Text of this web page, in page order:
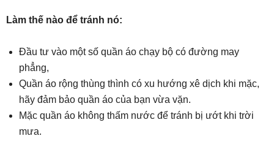
Làm thế nào để tránh nó:
Đầu tư vào một số quần áo chạy bộ có đường may
phẳng,
Quần áo rộng thùng thình có xu hướng xê dịch khi mặc,
hãy đảm bảo quần áo của bạn vừa vặn.
Mặc quần áo không thấm nước để tránh bị ướt khi trời
mưa.